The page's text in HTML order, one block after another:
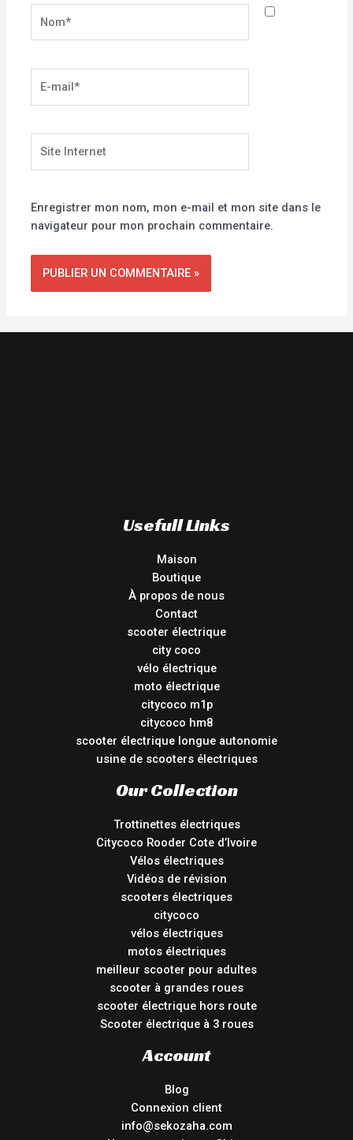
mail*
Internet
Enregistrer mon nom, mon e-mail et mon site dans le
navigateur pour mon prochain commentaire.
Usefull Links
Maison
Boutique
À propos de nous
Contact
scooter électrique
city coco
vélo électrique
moto électrique
citycoco m1p
citycoco hm8
scooter électrique longue autonomie
usine de scooters électriques
Our Collection
Trottinettes électriques
Citycoco Rooder Cote d’Ivoire
Vélos électriques
Vidéos de révision
scooters électriques
citycoco
vélos électriques
motos électriques
meilleur scooter pour adultes
scooter à grandes roues
scooter électrique hors route
Scooter électrique à 3 roues
Account
Blog
Connexion client
info@sekozaha.com